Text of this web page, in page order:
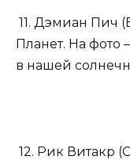
11. Дэмиан Пич
Планет. На фото
в нашей
12. Рик Витакр